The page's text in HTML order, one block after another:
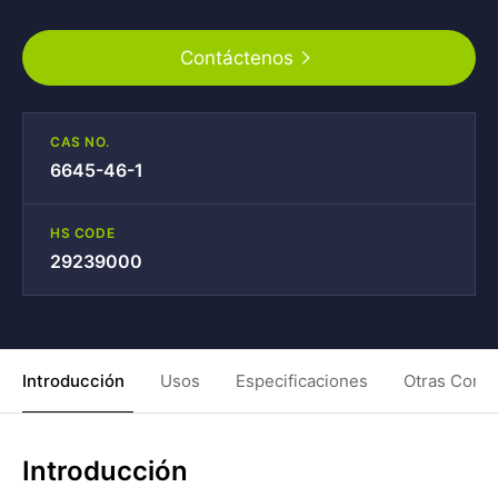
Contáctenos
CAS NO.
6645-46-1
HS CODE
29239000
Introducción Usos Especificaciones Otras
Introducción